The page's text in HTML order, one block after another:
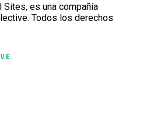
Sites, es una compañía
Todos los derechos